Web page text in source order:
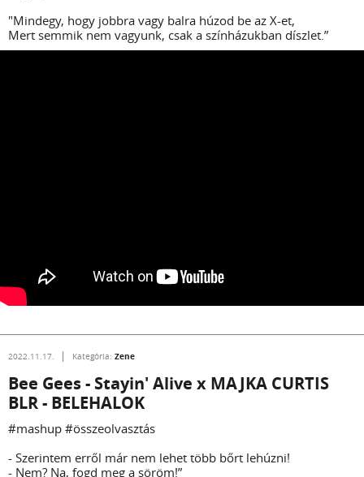
"Mindegy, hogy jobbra vagy balra húzod be az X-et,
Mert semmik nem vagyunk, csak a színházukban díszlet.”
2022.11.17. Kategória: Zene
Bee Gees - Stayin' Alive x MAJKA CURTIS
BLR - BELEHALOK
#mashup #összeolvasztás
- Szerintem erről már nem lehet több bőrt lehúzni!
- Nem? Na, fogd meg a söröm!”